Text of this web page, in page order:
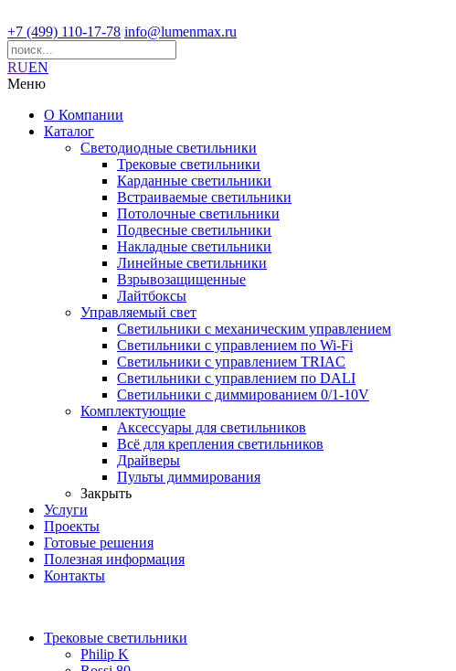
+7 (499) 110-17-78 info@lumenmax.ru
RUEN
Меню
О Компании
Каталог
Светодиодные светильники
Трековые светильники
Карданные светильники
Встраиваемые светильники
Потолочные светильники
Подвесные светильники
Накладные светильники
Линейные светильники
Взрывозащищенные
Лайтбоксы
Управляемый свет
Светильники с механическим управлением
Светильники с управлением по Wi-Fi
Светильники с управлением TRIAC
Светильники с управлением по DALI
Светильники с диммированием 0/1-10V
Комплектующие
Аксессуары для светильников
Всё для крепления светильников
Драйверы
Пульты диммирования
Закрыть
Услуги
Проекты
Готовые решения
Полезная информация
Контакты
Трековые светильники
Philip K